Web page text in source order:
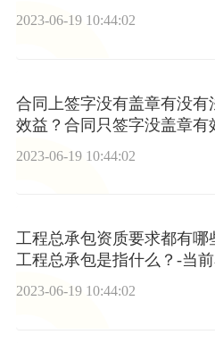
息
2023-06-19 10:44:02
合同上签字没有盖章有没有
效益？合同只签字没盖章有
2023-06-19 10:44:02
工程总承包资质要求都有哪
工程总承包是指什么？-当
2023-06-19 10:44:02